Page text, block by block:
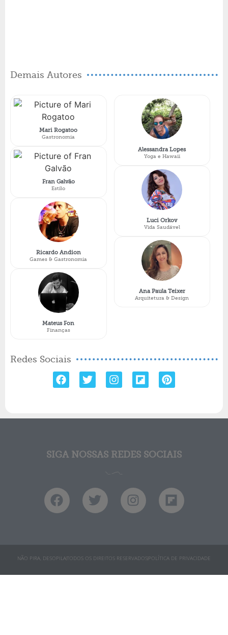
Demais Autores
Mari Rogatoo
Gastronomia
Fran Galvão
Estilo
Ricardo Andion
Games & Gastronomia
Mateus Fon
Finanças
Alessandra Lopes
Yoga e Hawaii
Luci Orkov
Vida Saudável
Ana Paula Teixer
Arquitetura & Design
Redes Sociais
SIGA NOSSAS REDES SOCIAIS
NÃO PIRA, DESOPILATODOS OS DIREITOS RESERVADOSPOLÍTICA DE PRIVACIDADE